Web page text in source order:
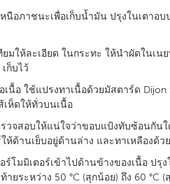
หนือภาชนะเพื่อเก็บน้ำมัน ปรุงในเตาอ
มให้ละเอียด ในกระทะ ให้นำผัดในเน
ก็บไว้
เนื้อ ใช้แปรงทาเนื้อด้วยมัสตาร์ด
เห็ดให้ทั่วบนเนื้อ
วจสอบให้แน่ใจว่าขอบแป้งทับซ้อนกัน
ห้ด้านเย็บอยู่ด้านล่าง และทาเหลืองด้ว
ร์โมมิเตอร์เข้าไปด้านข้างของเนื้อ ปรุ
ยระหว่าง 50 °C (สุกน้อย) ถึง 60 °C (